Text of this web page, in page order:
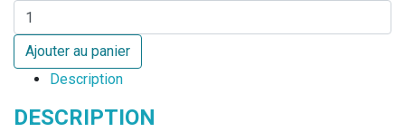
quantité de Réservation Atelier Fresque du climat en ligne
Ajouter au panier
Description
DESCRIPTION